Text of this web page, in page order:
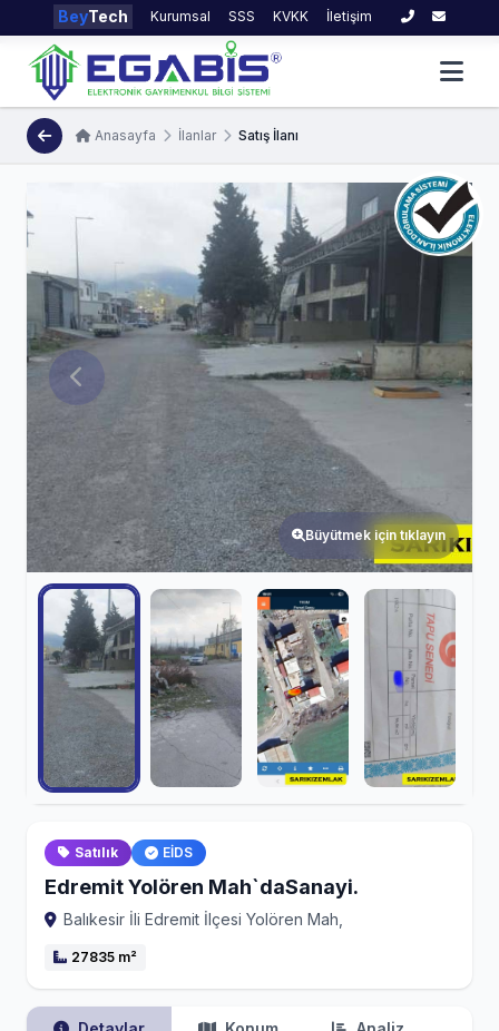
BeyTech Kurumsal SSS KVKK İletişim
Anasayfa İlanlar Satış İlanı
Büyütmek için tıklayın
Satılık EİDS
Edremit Yolören Mah`daSanayi.
Balıkesir İli Edremit İlçesi Yolören Mah,
27835 m²